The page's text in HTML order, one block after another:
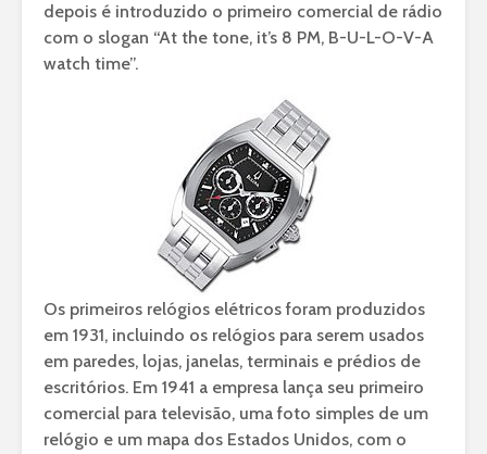
depois é introduzido o primeiro comercial de rádio
com o slogan “At the tone, it’s 8 PM, B-U-L-O-V-A
watch time”.
Os primeiros relógios elétricos foram produzidos
em 1931, incluindo os relógios para serem usados
em paredes, lojas, janelas, terminais e prédios de
escritórios. Em 1941 a empresa lança seu primeiro
comercial para televisão, uma foto simples de um
relógio e um mapa dos Estados Unidos, com o